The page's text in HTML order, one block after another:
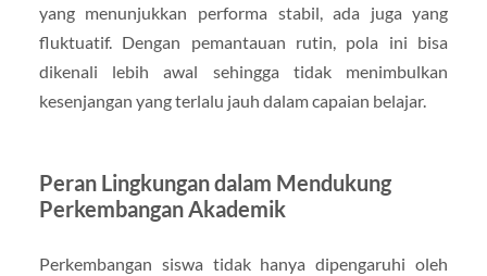
yang menunjukkan performa stabil, ada juga yang
fluktuatif. Dengan pemantauan rutin, pola ini bisa
dikenali lebih awal sehingga tidak menimbulkan
kesenjangan yang terlalu jauh dalam capaian belajar.
Peran Lingkungan dalam Mendukung
Perkembangan Akademik
Perkembangan siswa tidak hanya dipengaruhi oleh